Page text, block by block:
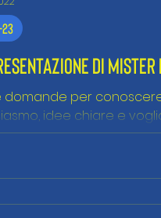
DI MISTER
domande per
idee chiare e